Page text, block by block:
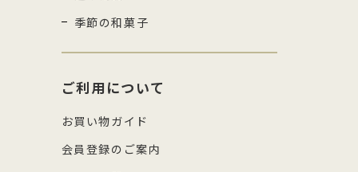
季節の和菓子
ご利用について
お買い物ガイド
会員登録のご案内